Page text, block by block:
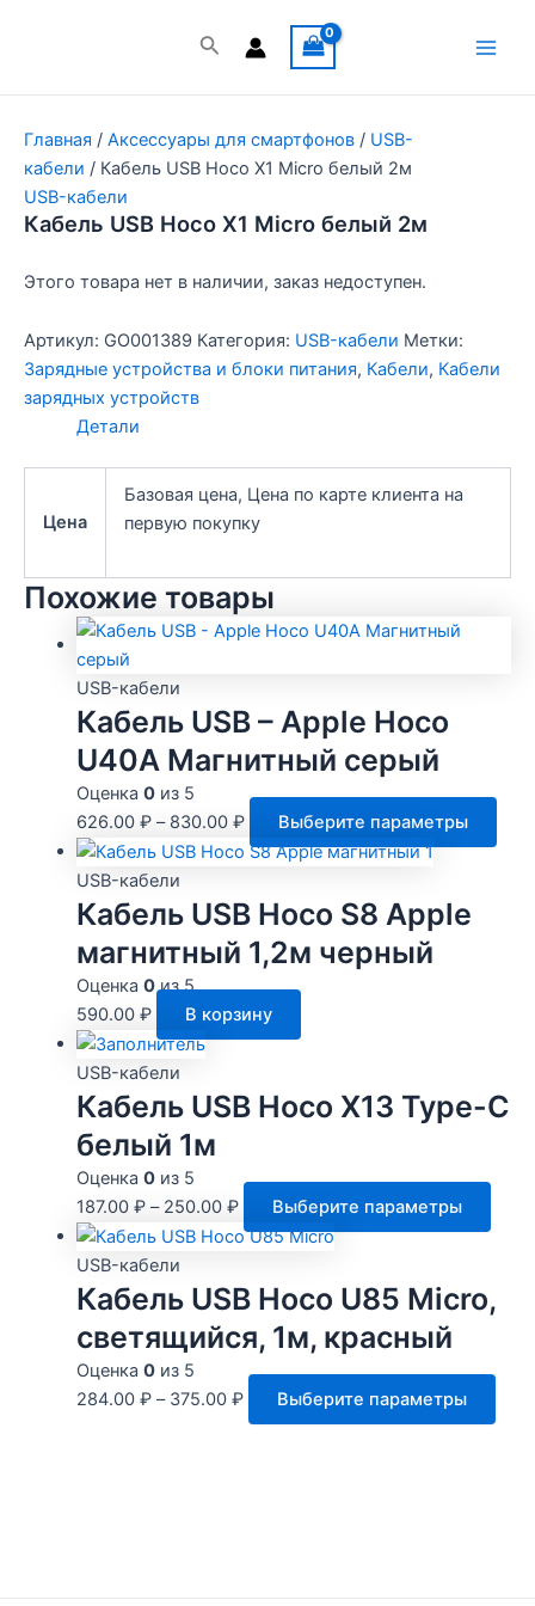
Поиск
Главная / Аксессуары для смартфонов / USB-
кабели / Кабель USB Hoco X1 Micro белый 2м
USB-кабели
Кабель USB Hoco X1 Micro белый 2м
Этого товара нет в наличии, заказ недоступен.
Артикул: GO001389 Категория: USB-кабели Метки:
Зарядные устройства и блоки питания, Кабели, Кабели
зарядных устройств
Детали
Цена
Базовая цена, Цена по карте клиента на
первую покупку
Похожие товары
USB-кабели
Кабель USB – Apple Hoco
U40A Магнитный серый
Оценка 0из 5
626.00 ₽– 830.00 ₽ Выберите параметры
USB-кабели
Кабель USB Hoco S8 Apple
магнитный 1,2м черный
Оценка 0из 5
590.00 ₽ В корзину
USB-кабели
Кабель USB Hoco X13 Type-C
белый 1м
Оценка 0из 5
187.00 ₽– 250.00 ₽ Выберите параметры
USB-кабели
Кабель USB Hoco U85 Micro,
светящийся, 1м, красный
Оценка 0из 5
284.00 ₽– 375.00 ₽ Выберите параметры